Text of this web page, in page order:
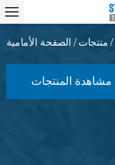
الصفحة الأمامية / منتجات /
مشاهدة المنتجات